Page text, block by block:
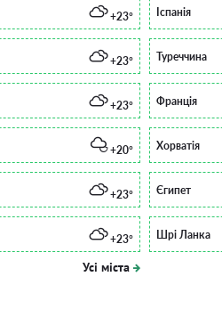
+23°
+23°
+23°
+20°
+23°
+23°
Усі міста
Іспанія
Туреччина
Франція
Хорватія
Єгипет
Шрі Ланка